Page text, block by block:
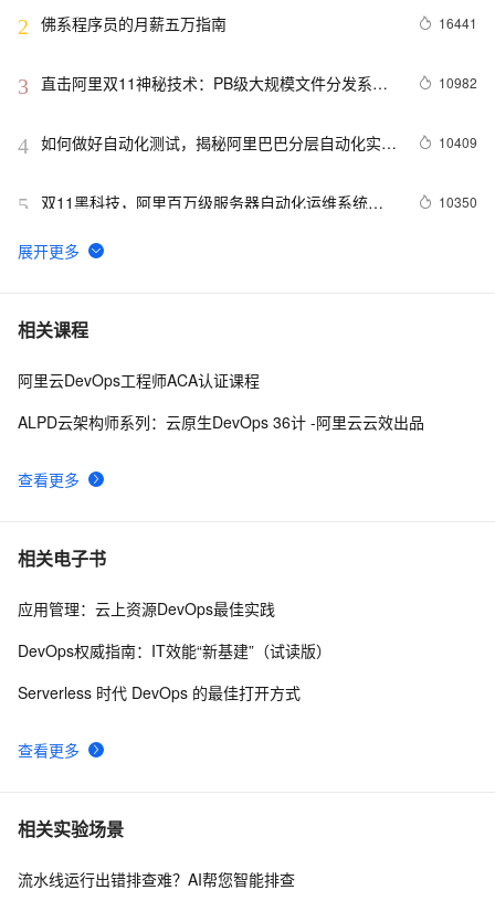
2 佛系程序员的月薪五万指南 16441
3
直击阿里双11神秘技术：PB级大规模文件分发系统
10982
4 如何做好自动化测试，揭秘阿里巴巴分层自动化实践
10409
5 双11黑科技，阿里百万级服务器自动化运维系统
10350
6 云效平台——基于jmeter的轻量级性能测试平台
7 阿里毕玄：智能时代，运维工程师在谈什么？
8 2017杭州云栖大会倒计时！研发效能主题专场五大亮
相关课程
查看更多
阿里云DevOps工程师ACA认证课程
ALPD云架构师系列：云原生DevOps 36计 -阿里云云效出品
相关电子书
查看更多
应用管理：云上资源DevOps最佳实践
DevOps权威指南：IT效能“新基建”（试读版）
Serverless 时代 DevOps 的最佳打开方式
相关实验场景
流水线运行出错排查难？AI帮您智能排查